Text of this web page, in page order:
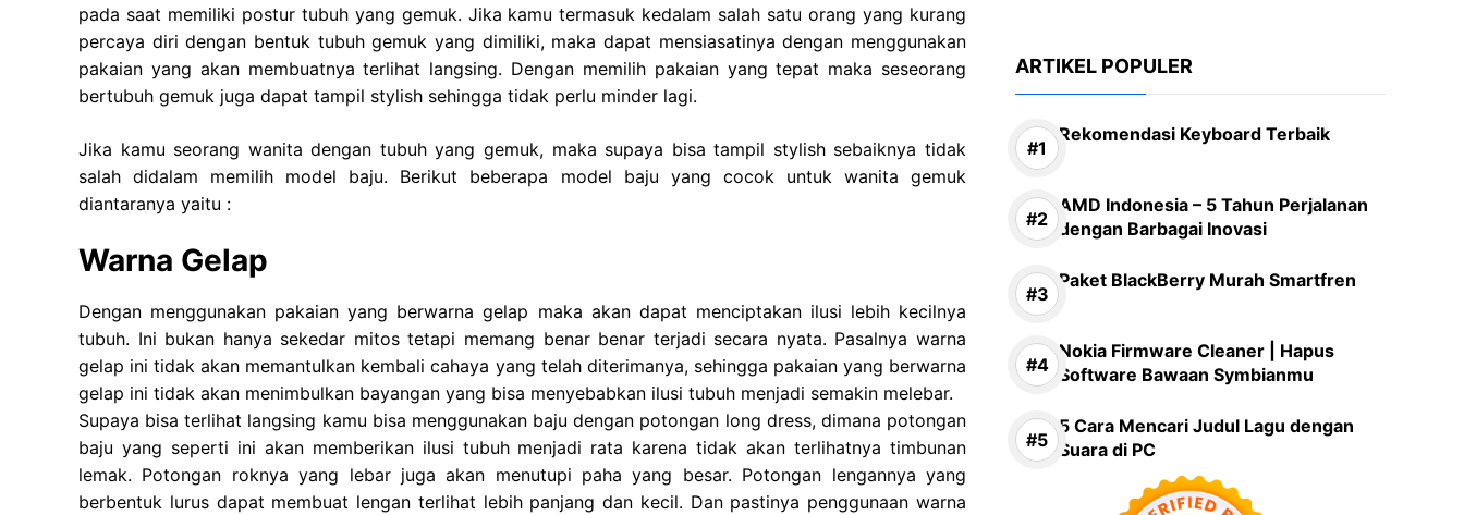
pada saat memiliki postur tubuh yang gemuk. Jika kamu termasuk kedalam salah satu orang yang kurang
percaya diri dengan bentuk tubuh gemuk yang dimiliki, maka dapat mensiasatinya dengan menggunakan
pakaian yang akan membuatnya terlihat langsing. Dengan memilih pakaian yang tepat maka seseorang
bertubuh gemuk juga dapat tampil stylish sehingga tidak perlu minder lagi.
Jika kamu seorang wanita dengan tubuh yang gemuk, maka supaya bisa tampil stylish sebaiknya tidak
salah didalam memilih model baju. Berikut beberapa model baju yang cocok untuk wanita gemuk
diantaranya yaitu :
Warna Gelap
Dengan menggunakan pakaian yang berwarna gelap maka akan dapat menciptakan ilusi lebih kecilnya
tubuh. Ini bukan hanya sekedar mitos tetapi memang benar benar terjadi secara nyata. Pasalnya warna
gelap ini tidak akan memantulkan kembali cahaya yang telah diterimanya, sehingga pakaian yang berwarna
gelap ini tidak akan menimbulkan bayangan yang bisa menyebabkan ilusi tubuh menjadi semakin melebar.
Supaya bisa terlihat langsing kamu bisa menggunakan baju dengan potongan long dress, dimana potongan
baju yang seperti ini akan memberikan ilusi tubuh menjadi rata karena tidak akan terlihatnya timbunan
lemak. Potongan roknya yang lebar juga akan menutupi paha yang besar. Potongan lengannya yang
berbentuk lurus dapat membuat lengan terlihat lebih panjang dan kecil. Dan pastinya penggunaan warna
ARTIKEL POPULER
Rekomendasi Keyboard Terbaik
AMD Indonesia – 5 Tahun Perjalanan
dengan Barbagai Inovasi
Paket BlackBerry Murah Smartfren
Nokia Firmware Cleaner | Hapus
Software Bawaan Symbianmu
5 Cara Mencari Judul Lagu dengan
Suara di PC